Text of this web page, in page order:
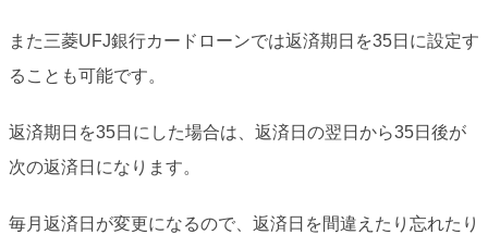
また三菱UFJ銀行カードローンでは返済期日を35日に設定す
ることも可能です。
返済期日を35日にした場合は、返済日の翌日から35日後が
次の返済日になります。
毎月返済日が変更になるので、返済日を間違えたり忘れたり